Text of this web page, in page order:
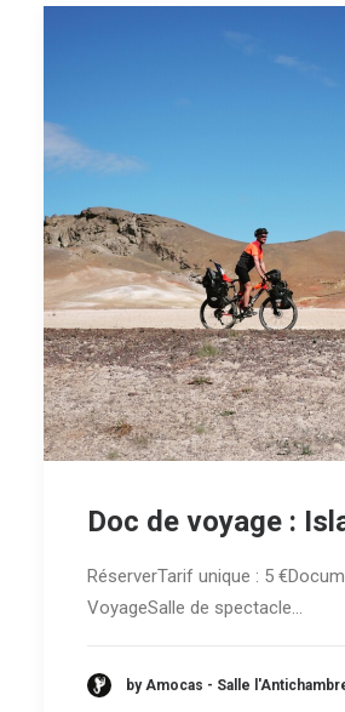
Doc de voyage :
RéserverTarif unique : 5
VoyageSalle de spectacle…
by Amocas - Salle